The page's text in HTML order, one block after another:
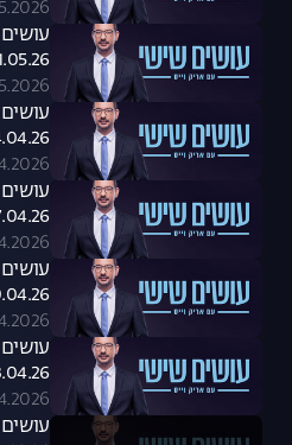
01.05.26 -
24.04.26 -
17.04.26 -
10.04.26 -
03.04.26 -